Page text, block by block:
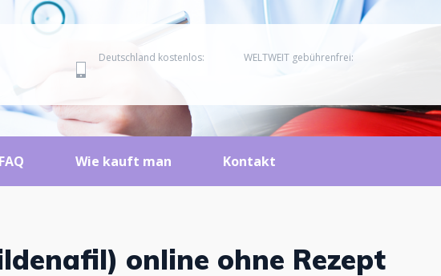
Deutschland kostenlos: WELTWEIT gebührenfrei:
FAQ Wie kauft man Kontakt
online ohne Rezept